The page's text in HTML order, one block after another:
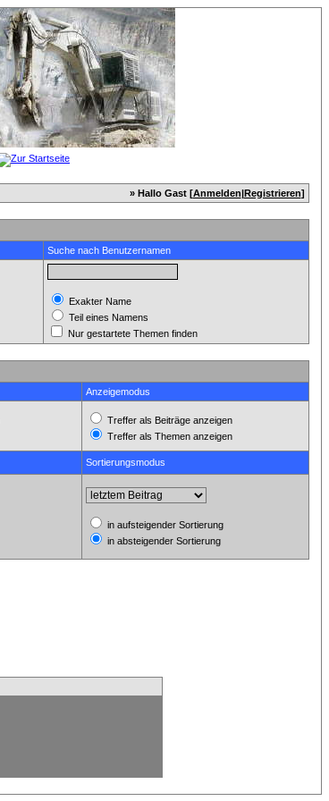
» Hallo Gast [Anmelden|Registrieren]
Suche nach Benutzernamen
Exakter Name
Teil eines Namens
Nur gestartete Themen finden
Anzeigemodus
Treffer als Beiträge anzeigen
Treffer als Themen anzeigen
Sortierungsmodus
in aufsteigender Sortierung
in absteigender Sortierung